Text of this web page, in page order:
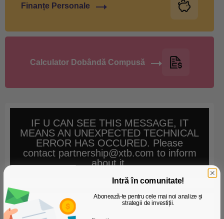
Finanțe Personale
Calculator Dobândă Compusă
IF U CAN SEE THIS MESSAGE, IT
MEANS AN UNEXPECTED TECHNICAL
ERROR HAS OCCURED. Please
contact partnership@xtb.com to inform
about it.
Intră în comunitate!
Abonează-te pentru cele mai noi analize și
strategii de investiții.